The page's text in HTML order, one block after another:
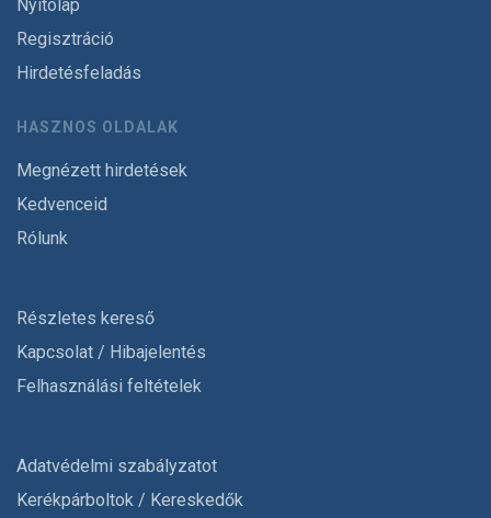
Nyitólap
Regisztráció
Hirdetésfeladás
HASZNOS OLDALAK
Megnézett hirdetések
Kedvenceid
Rólunk
Részletes kereső
Kapcsolat / Hibajelentés
Felhasználási feltételek
Adatvédelmi szabályzatot
Kerékpárboltok / Kereskedők